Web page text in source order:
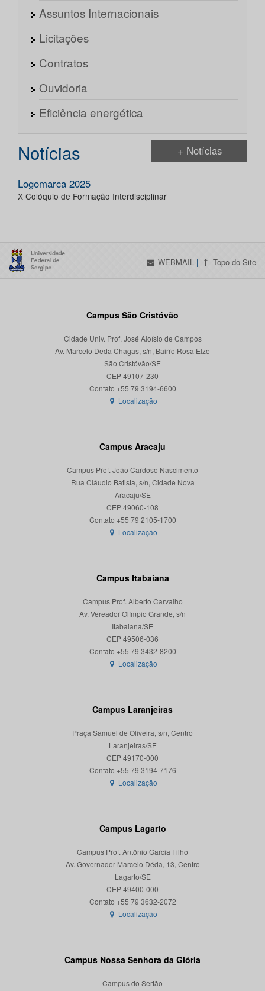
Assuntos Internacionais
Licitações
Contratos
Ouvidoria
Eficiência energética
Notícias + Notícias
Logomarca 2025
X Colóquio de Formação Interdisciplinar
WEBMAIL | Topo do Site
Campus São Cristóvão
Cidade Univ. Prof. José Aloísio de Campos
Av. Marcelo Deda Chagas, s/n, Bairro Rosa Elze
São Cristóvão/SE
CEP 49107-230
Localização
Campus Aracaju
Campus Prof. João Cardoso Nascimento
Rua Cláudio Batista, s/n, Cidade Nova
Aracaju/SE
CEP 49060-108
Localização
Campus Itabaiana
Campus Prof. Alberto Carvalho
Av. Vereador Olímpio Grande, s/n
Itabaiana/SE
CEP 49506-036
Localização
Campus Laranjeiras
Praça Samuel de Oliveira, s/n, Centro
Laranjeiras/SE
CEP 49170-000
Localização
Campus Lagarto
Campus Prof. Antônio Garcia Filho
Av. Governador Marcelo Déda, 13, Centro
Lagarto/SE
CEP 49400-000
Localização
Campus Nossa Senhora da Glória
Campus do Sertão